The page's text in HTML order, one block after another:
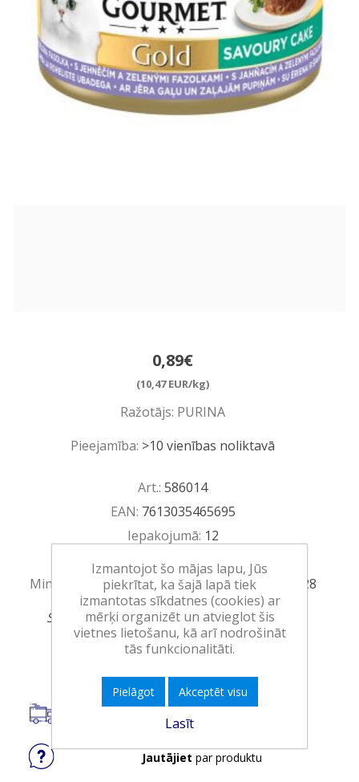
0,89€
(10,47 EUR/kg)
Ražotājs: PURINA
Pieejamība: >10 vienības noliktavā
Art.: 586014
EAN: 7613035465695
Iepakojumā: 12
Minimālais daudzums:
Minimālais preces derīguma termiņš:31.01.2028
Šim produktam ir minimālais daudzums 2
Ielikt grozā
Jautājiet par produktu
Izmantojot šo mājas lapu, Jūs
piekrītat, ka šajā lapā tiek
izmantotas sīkdatnes (cookies) ar
mērķi organizēt un atvieglot šis
vietnes lietošanu, kā arī nodrošināt
tās funkcionalitāti.
Pielāgot Akceptēt visu
Lasīt